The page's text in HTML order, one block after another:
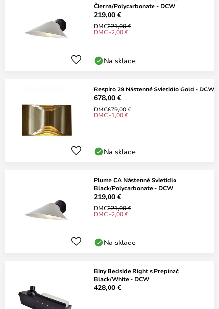
Čierna/Polycarbonate - DCW
219,00 €
DMC221,00 €
DMC -2,00 €
Na sklade
Respiro 29 Nástenné Svietidlo Gold - DCW
678,00 €
DMC679,00 €
DMC -1,00 €
Na sklade
Plume CA Nástenné Svietidlo
Black/Polycarbonate - DCW
219,00 €
DMC221,00 €
DMC -2,00 €
Na sklade
Biny Bedside Right s Prepínač
Black/White - DCW
428,00 €